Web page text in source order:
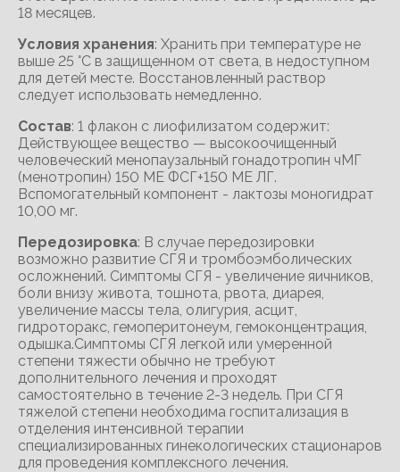
18 месяцев.
Условия хранения: Хранить при температуре не
выше 25 °С в защищенном от света, в недоступном
для детей месте. Восстановленный раствор
следует использовать немедленно.
Состав: 1 флакон с лиофилизатом содержит:
Действующее вещество — высокоочищенный
человеческий менопаузальный гонадотропин чМГ
(менотропин) 150 МЕ ФСГ+150 МЕ ЛГ.
Вспомогательный компонент - лактозы моногидрат
10,00 мг.
Передозировка: В случае передозировки
возможно развитие СГЯ и тромбоэмболических
осложнений. Симптомы СГЯ - увеличение яичников,
боли внизу живота, тошнота, рвота, диарея,
увеличение массы тела, олигурия, асцит,
гидроторакс, гемоперитонеум, гемоконцентрация,
одышка.Симптомы СГЯ легкой или умеренной
степени тяжести обычно не требуют
дополнительного лечения и проходят
самостоятельно в течение 2-3 недель. При СГЯ
тяжелой степени необходима госпитализация в
отделения интенсивной терапии
специализированных гинекологических стационаров
для проведения комплексного лечения.